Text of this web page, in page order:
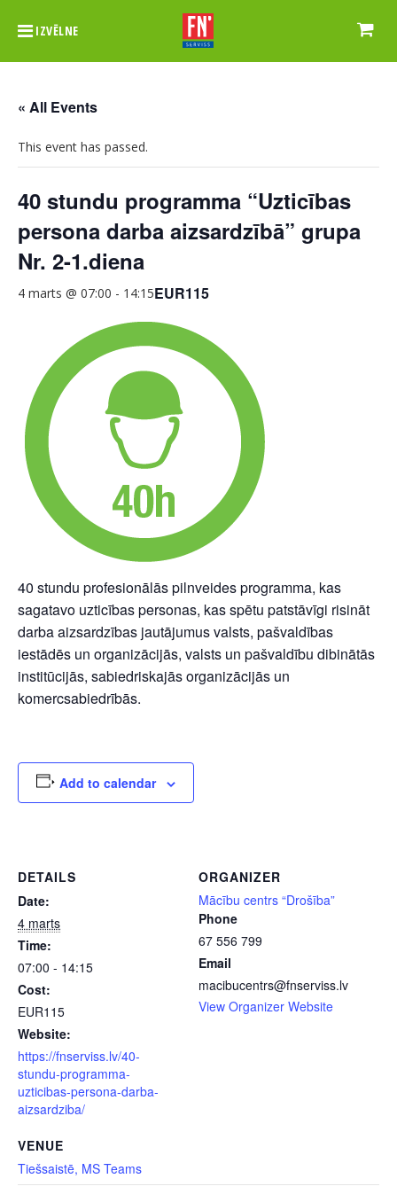
IZVĒLNE
« All Events
This event has passed.
40 stundu programma “Uzticības
persona darba aizsardzībā” grupa
Nr. 2-1.diena
4 marts @ 07:00 - 14:15EUR115
40 stundu profesionālās pilnveides programma, kas
sagatavo uzticības personas, kas spētu patstāvīgi risināt
darba aizsardzības jautājumus valsts, pašvaldības
iestādēs un organizācijās, valsts un pašvaldību dibinātās
institūcijās, sabiedriskajās organizācijās un
komercsabiedrībās.
Add to calendar
DETAILS
Date:
4 marts
Time:
07:00 - 14:15
Cost:
EUR115
Website:
https://fnserviss.lv/40-
stundu-programma-
uzticibas-persona-darba-
aizsardziba/
VENUE
Tiešsaistē, MS Teams
ORGANIZER
Mācību centrs “Drošība”
Phone
67 556 799
Email
macibucentrs@fnserviss.lv
View Organizer Website